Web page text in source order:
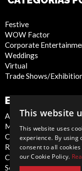
Festive
WOW Factor
Corporate
Weddings
Virtual
Trade Shows/
EMPRESA
About Us
Meet the Team
Contact Us
Report Abuse
Compliance Statement
Seafarers
This website
This website uses
experience. By using
consent to all
our Cookie Policy.